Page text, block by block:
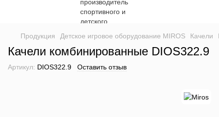
Продукция Детское игровое оборудование MIROS Качели
Качели комбинированные DIOS322.9
Артикул: DIOS322.9 Оставить отзыв